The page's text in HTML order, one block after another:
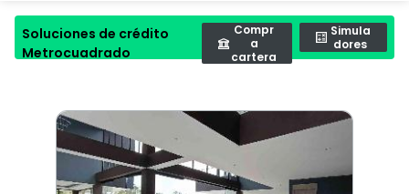
Soluciones de crédito
Metrocuadrado
Compr
a
cartera
Simula
dores